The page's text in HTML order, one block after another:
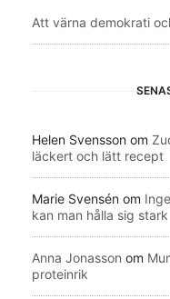
Att värna demokrati
Helen Svensson om
läckert och lätt recept
Marie Svensén om
kan man hålla sig stark
Anna Jonasson om
proteinrik